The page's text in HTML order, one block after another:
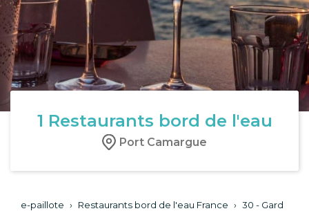
1 Restaurants bord de l'eau
Port Camargue
e-paillote › Restaurants bord de l'eau France › 30 - Gard